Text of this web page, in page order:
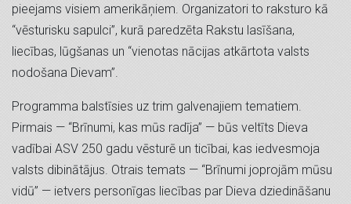
pieejams visiem amerikāņiem. Organizatori to raksturo kā
“vēsturisku sapulci”, kurā paredzēta Rakstu lasīšana,
liecības, lūgšanas un “vienotas nācijas atkārtota valsts
nodošana Dievam”.
Programma balstīsies uz trim galvenajiem tematiem.
Pirmais — “Brīnumi, kas mūs radīja” — būs veltīts Dieva
vadībai ASV 250 gadu vēsturē un ticībai, kas iedvesmoja
valsts dibinātājus. Otrais temats — “Brīnumi joprojām mūsu
vidū” — ietvers personīgas liecības par Dieva dziedināšanu